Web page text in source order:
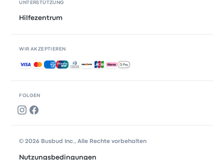
FOLGEN
UNTERSTÜTZUNG
Hilfezentrum
WIR AKZEPTIEREN
Akzeptierte Zahlungsmethoden
© 2026 Busbud Inc., Alle Rechte vorbehalten
Nutzungsbedingungen